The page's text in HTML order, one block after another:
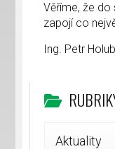
Věříme, že do
zapojí co
Ing. Petr
Aktuality